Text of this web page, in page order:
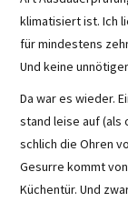
klimatisiert ist. Ich
für mindestens
Und keine
Da war es wieder.
stand leise auf (als
schlich die Ohren
Gesurre kommt
Küchentür. Und